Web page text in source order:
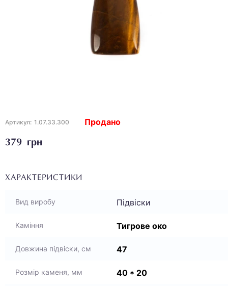
Артикул: 1.07.33.300
379 грн
Продано
ХАРАКТЕРИСТИКИ
Вид виробу Підвіски
Каміння Тигрове око
Довжина підвіски, см 47
Розмір каменя, мм 40 * 20